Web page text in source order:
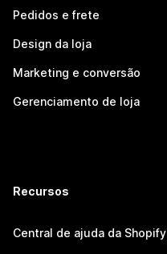
Pedidos e frete
Design da loja
Marketing e conversão
Gerenciamento de loja
Recursos
Central de ajuda da Shopify